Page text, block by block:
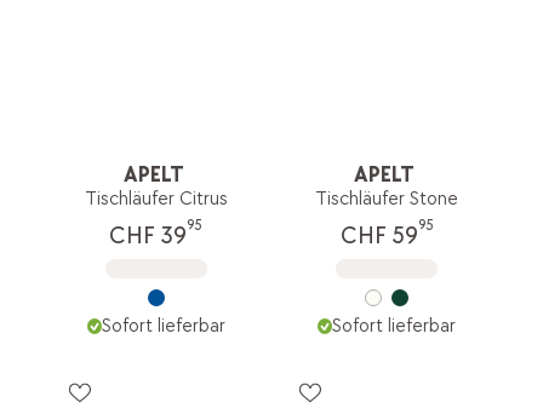
APELT
Tischläufer Citrus
CHF 3995
Sofort lieferbar
APELT
Tischläufer Stone
CHF 5995
Sofort lieferbar